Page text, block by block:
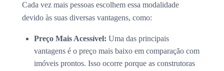
Cada vez mais pessoas escolhem essa modalidade
devido às suas diversas vantagens, como:
Preço Mais Acessível: Uma das principais
vantagens é o preço mais baixo em comparação com
imóveis prontos. Isso ocorre porque as construtoras